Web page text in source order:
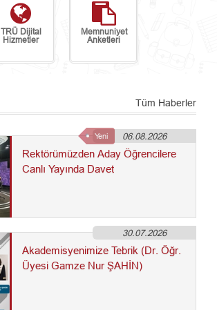
TRÜ Dijital
Hizmetler
Memnuniyet
Anketleri
Tüm Haberler
06.08.2026
Rektörümüzden Aday Öğrencilere
Canlı Yayında Davet
Yeni
30.07.2026
Akademisyenimize Tebrik (Dr. Öğr.
Üyesi Gamze Nur ŞAHİN)